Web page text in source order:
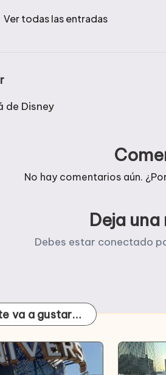
Ver todas las entradas
de Disney
No hay comentarios aún.
Deja
Debes estar conectado
va a gustar…